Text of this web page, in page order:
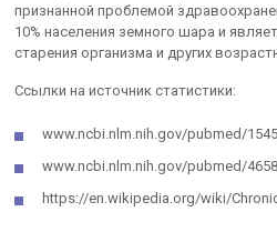
признанной проблемой
10% населения земного шара и
старения организма и других
Ссылки на источник статистики:
www.ncbi.nlm.nih.gov/pubmed/
www.ncbi.nlm.nih.gov/pubmed/
https://en.wikipedia.org/wiki/